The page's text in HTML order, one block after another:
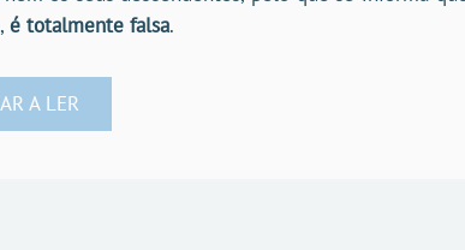
é totalmente falsa.
A LER